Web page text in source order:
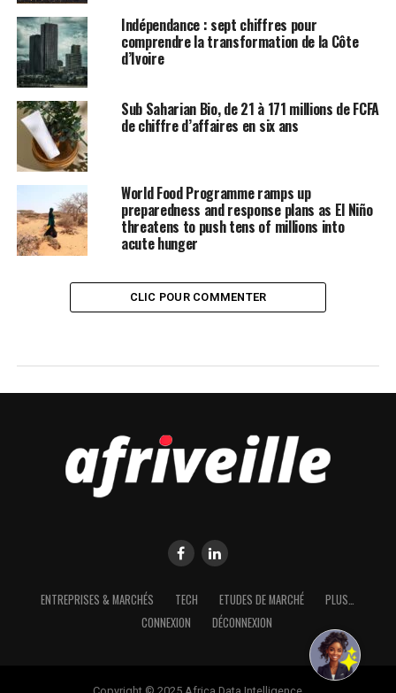
Indépendance : sept chiffres pour
comprendre la transformation de la Côte
d’Ivoire
Sub Saharian Bio, de 21 à 171 millions de FCFA
de chiffre d’affaires en six ans
World Food Programme ramps up
preparedness and response plans as El Niño
threatens to push tens of millions into
acute hunger
CLIC POUR COMMENTER
ENTREPRISES & MARCHÉS TECH ETUDES DE MARCHÉ
PLUS…
CONNEXION
DÉCONNEXION